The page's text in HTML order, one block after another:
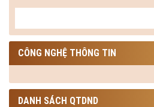
CÔNG NGHỆ THÔNG TIN
DANH SÁCH QTDND